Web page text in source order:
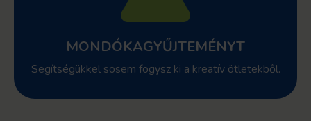
MONDÓKAGYŰJTEMÉNYT
Segítségükkel sosem fogysz ki a kreatív ötletekből.